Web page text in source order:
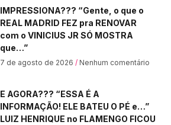
IMPRESSIONA??? “Gente, o que o
REAL MADRID FEZ pra RENOVAR
com o VINICIUS JR SÓ MOSTRA
que…”
7 de agosto de 2026 Nenhum comentário
E AGORA??? “ESSA É A
INFORMAÇÃO! ELE BATEU O PÉ e…”
LUIZ HENRIQUE no FLAMENGO FICOU